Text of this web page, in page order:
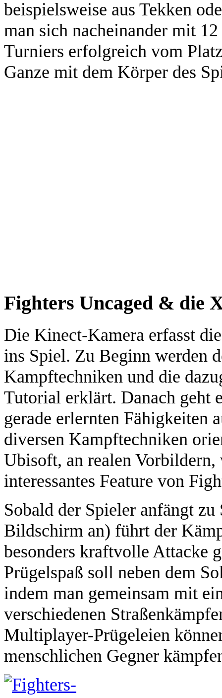
beispielsweise aus Tekken
man sich nacheinander mit
Turniers erfolgreich vom
Ganze mit dem Körper des
Fighters Uncaged & die
Die Kinect-Kamera erfasst
ins Spiel. Zu Beginn werden
Kampftechniken und die
Tutorial erklärt. Danach geht
gerade erlernten Fähigkeiten
diversen Kampftechniken
Ubisoft, an realen
interessantes Feature von
Sobald der Spieler anfängt
Bildschirm an) führt der
besonders kraftvolle Attacke
Prügelspaß soll neben dem
indem man gemeinsam mit
verschiedenen
Multiplayer-Prügeleien
menschlichen Gegner